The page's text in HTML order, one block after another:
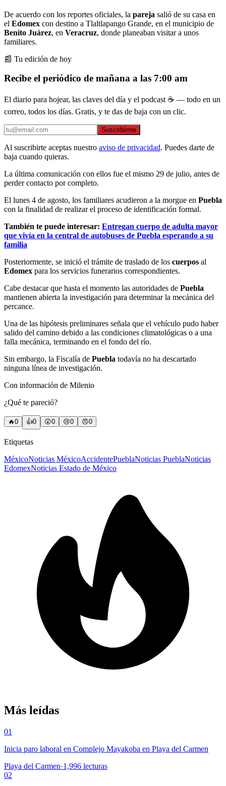
De acuerdo con los reportes oficiales, la pareja salió de su casa en
el Edomex con destino a Tlaltlapango Grande, en el municipio de
Benito Juárez, en Veracruz, donde planeaban visitar a unos
familiares.
📰 Tu edición de hoy
Recibe el periódico de mañana a las 7:00 am
El diario para hojear, las claves del día y el podcast ☕ — todo en un
correo, todos los días. Gratis, y te das de baja con un clic.
Suscribirme
Al suscribirte aceptas nuestro aviso de privacidad. Puedes darte de
baja cuando quieras.
La última comunicación con ellos fue el mismo 29 de julio, antes de
perder contacto por completo.
El lunes 4 de agosto, los familiares acudieron a la morgue en Puebla
con la finalidad de realizar el proceso de identificación formal.
También te puede interesar: Entregan cuerpo de adulta mayor
que vivía en la central de autobuses de Puebla esperando a su
familia
Posteriormente, se inició el trámite de traslado de los cuerpos al
Edomex para los servicios funerarios correspondientes.
Cabe destacar que hasta el momento las autoridades de Puebla
mantienen abierta la investigación para determinar la mecánica del
percance.
Una de las hipótesis preliminares señala que el vehículo pudo haber
salido del camino debido a las condiciones climatológicas o a una
falla mecánica, terminando en el fondo del río.
Sin embargo, la Fiscalía de Puebla todavía no ha descartado
ninguna línea de investigación.
Con información de Milenio
¿Qué te pareció?
🔥0 👍0 😲0 😢0 😠0
Etiquetas
MéxicoNoticias MéxicoAccidentePueblaNoticias PueblaNoticias
EdomexNoticias Estado de México
Más leídas
01
Inicia paro laboral en Complejo Mayakoba en Playa del Carmen
Playa del Carmen·1,996 lecturas
02